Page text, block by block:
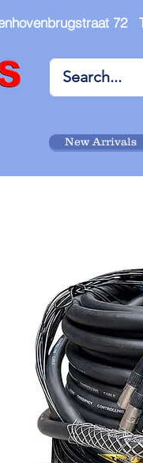
New Arrivals